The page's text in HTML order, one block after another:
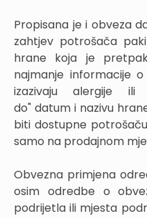
Propisana je i obveza
zahtjev potrošača
hrane koja je
najmanje informacije
izazivaju alergije ili
do" datum i nazivu
biti dostupne
samo na prodajnom
Obvezna primjena
osim odredbe o
podrijetla ili mjesta